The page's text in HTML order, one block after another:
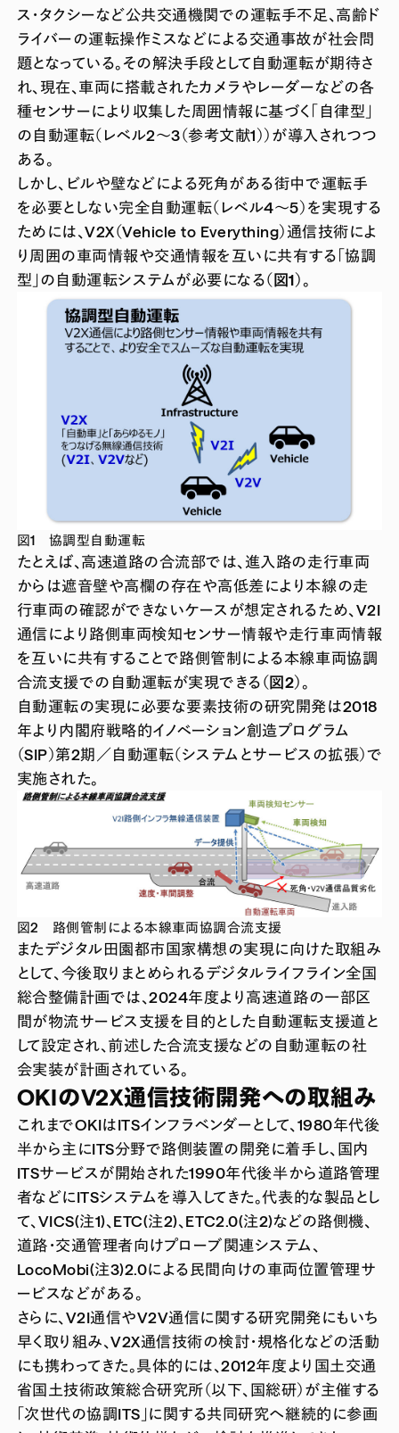
ス・タクシーなど公共交通機関での運転手不足、高齢ド
ライバーの運転操作ミスなどによる交通事故が社会問
題となっている。その解決手段として自動運転が期待さ
れ、現在、車両に搭載されたカメラやレーダーなどの各
種センサーにより収集した周囲情報に基づく「自律型」
の自動運転（レベル2～3（参考文献1））が導入されつつ
ある。
しかし、ビルや壁などによる死角がある街中で運転手
を必要としない完全自動運転（レベル4～5）を実現する
ためには、V2X（Vehicle to Everything）通信技術によ
り周囲の車両情報や交通情報を互いに共有する「協調
型」の自動運転システムが必要になる（図1） 。
図1 協調型自動運転
たとえば、高速道路の合流部では、進入路の走行車両
からは遮音壁や高欄の存在や高低差により本線の走
行車両の確認ができないケースが想定されるため、V2I
通信により路側車両検知センサー情報や走行車両情報
を互いに共有することで路側管制による本線車両協調
合流支援での自動運転が実現できる （図2） 。
自動運転の実現に必要な要素技術の研究開発は2018
年より内閣府戦略的イノベーション創造プログラム
（SIP）第2期／自動運転（システムとサービスの拡張）で
実施された。
図2 路側管制による本線車両協調合流支援
またデジタル田園都市国家構想の実現に向けた取組み
として、今後取りまとめられるデジタルライフライン全国
総合整備計画では、2024年度より高速道路の一部区
間が物流サービス支援を目的とした自動運転支援道と
して設定され、前述した合流支援などの自動運転の社
会実装が計画されている。
OKIのV2X通信技術開発への取組み
これまでOKIはITSインフラベンダーとして、1980年代後
半から主にITS分野で路側装置の開発に着手し、国内
ITSサービスが開始された1990年代後半から道路管理
者などにITSシステムを導入してきた。代表的な製品とし
て、VICS(注1)、ETC(注2)、ETC2.0(注2)などの路側機、
道路・交通管理者向けプローブ関連システム、
LocoMobi(注3)2.0による民間向けの車両位置管理サ
ービスなどがある。
さらに、V2I通信やV2V通信に関する研究開発にもいち
早く取り組み、V2X通信技術の検討・規格化などの活動
にも携わってきた。具体的には、2012年度より国土交通
省国土技術政策総合研究所（以下、国総研）が主催する
「次世代の協調ITS」に関する共同研究へ継続的に参画